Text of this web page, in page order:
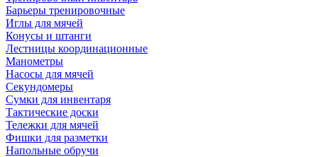
Барьеры тренировочные
Иглы для мячей
Конусы и штанги
Лестницы координационные
Манометры
Насосы для мячей
Секундомеры
Сумки для инвентаря
Тактические доски
Тележки для мячей
Фишки для разметки
Напольные обручи